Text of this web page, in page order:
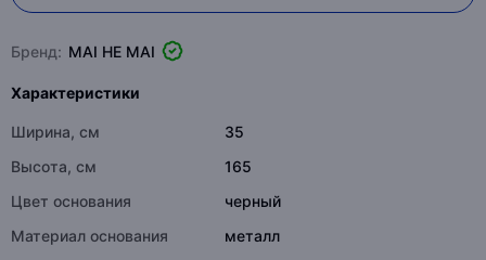
Бренд: MAI HE MAI
Характеристики
Ширина, см
35
Высота, см
165
Цвет основания
черный
Материал основания
металл